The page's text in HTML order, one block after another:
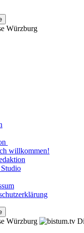
willkommen!